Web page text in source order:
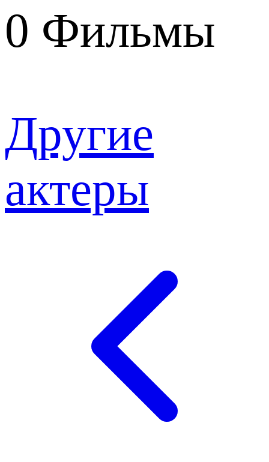
0 Фильмы
Другие
актеры